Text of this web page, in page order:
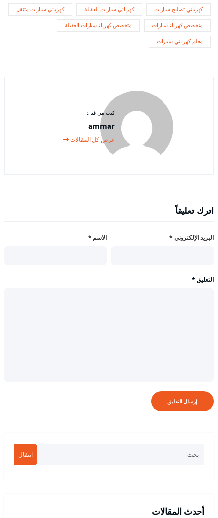
كهربائي تصليح سيارات كهربائي سيارات العقيلة كهربائي سيارات متنقل
متخصص كهرباء سيارات متخصص كهرباء سيارات العقيلة
معلم كهربائي سيارات
كتب من قبل:
ammar
عرض كل المقالات
اترك تعليقاً
الاسم * البريد الإلكتروني *
التعليق *
انتقال
أحدث المقالات